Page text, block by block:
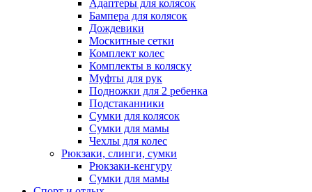
Адаптеры для колясок
Бампера для колясок
Дождевики
Москитные сетки
Комплект колес
Комплекты в коляску
Муфты для рук
Подножки для 2 ребенка
Подстаканники
Сумки для колясок
Сумки для мамы
Чехлы для колес
Рюкзаки, слинги, сумки
Рюкзаки-кенгуру
Сумки для мамы